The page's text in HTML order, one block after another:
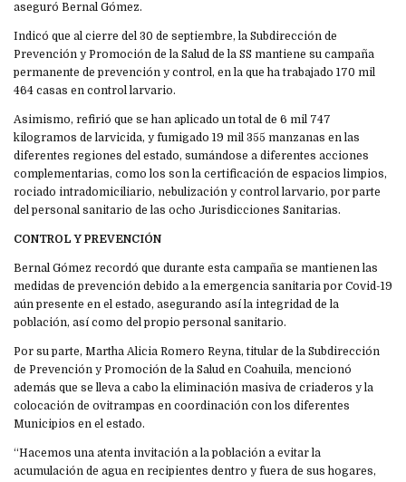
aseguró Bernal Gómez.
Indicó que al cierre del 30 de septiembre, la Subdirección de
Prevención y Promoción de la Salud de la SS mantiene su campaña
permanente de prevención y control, en la que ha trabajado 170 mil
464 casas en control larvario.
Asimismo, refirió que se han aplicado un total de 6 mil 747
kilogramos de larvicida, y fumigado 19 mil 355 manzanas en las
diferentes regiones del estado, sumándose a diferentes acciones
complementarias, como los son la certificación de espacios limpios,
rociado intradomiciliario, nebulización y control larvario, por parte
del personal sanitario de las ocho Jurisdicciones Sanitarias.
CONTROL Y PREVENCIÓN
Bernal Gómez recordó que durante esta campaña se mantienen las
medidas de prevención debido a la emergencia sanitaria por Covid-19
aún presente en el estado, asegurando así la integridad de la
población, así como del propio personal sanitario.
Por su parte, Martha Alicia Romero Reyna, titular de la Subdirección
de Prevención y Promoción de la Salud en Coahuila, mencionó
además que se lleva a cabo la eliminación masiva de criaderos y la
colocación de ovitrampas en coordinación con los diferentes
Municipios en el estado.
“Hacemos una atenta invitación a la población a evitar la
acumulación de agua en recipientes dentro y fuera de sus hogares,